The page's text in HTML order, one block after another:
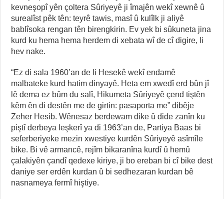
kevneşopî yên çoltera Sûriyeyê ji îmajên wekî xewnê û
surealîst pêk tên: teyrê tawis, masî û kulîlk ji aliyê
bablîsoka rengan tên birengkirin. Ev yek bi sûkuneta jina
kurd ku hema hema herdem di xebata wî de cî digire, li
hev nake.
“Ez di sala 1960’an de li Hesekê wekî endamê
malbateke kurd hatim dinyayê. Heta em xwedî erd bûn jî
lê dema ez bûm du salî, Hikumeta Sûriyeyê çend tiştên
kêm ên di destên me de girtin: pasaporta me” dibêje
Zeher Hesib. Wênesaz berdewam dike û dide zanîn ku
piştî derbeya leşkerî ya di 1963’an de, Partiya Baas bi
seferberiyeke mezin xwestiye kurdên Sûriyeyê asîmîle
bike. Bi vê armancê, rejîm bikaranîna kurdî û hemû
çalakiyên çandî qedexe kiriye, ji bo ereban bi cî bike dest
daniye ser erdên kurdan û bi sedhezaran kurdan bê
nasnameya fermî hiştiye.